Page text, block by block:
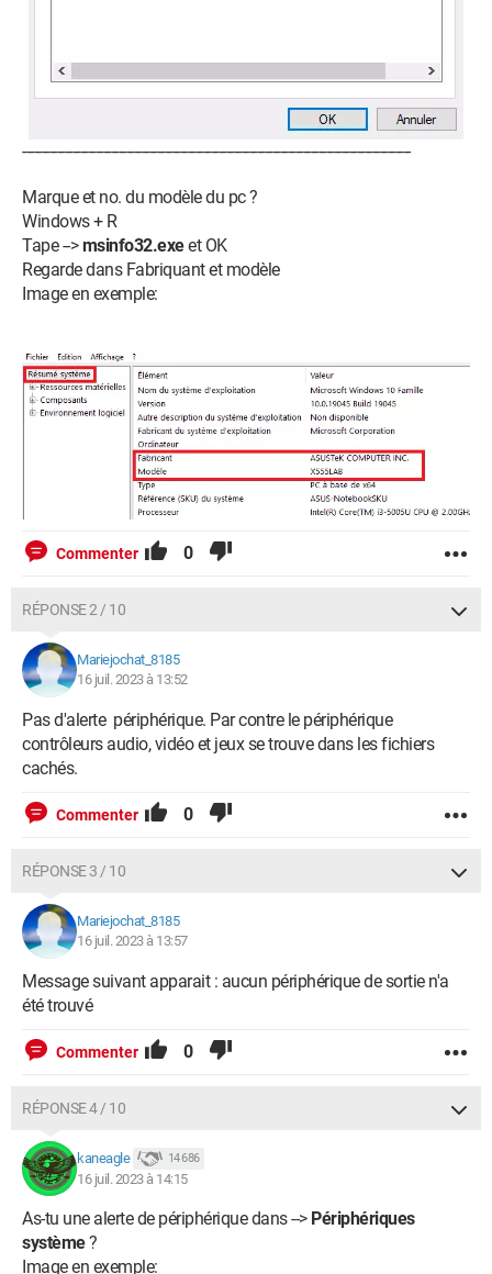
-----------------------------------------------------------------------------------------------------
Marque et no. du modèle du pc ?
Windows + R
Tape -->msinfo32.exeet OK
Regarde dans Fabriquant et modèle
Image en exemple:
Commenter 0
RÉPONSE 2 / 10
Mariejochat_8185
16 juil. 2023 à 13:52
Pas d'alerte périphérique. Par contre le périphérique
contrôleurs audio, vidéo et jeux se trouve dans les fichiers
cachés.
Commenter 0
RÉPONSE 3 / 10
Mariejochat_8185
16 juil. 2023 à 13:57
Message suivant apparait : aucun périphérique de sortie n'a
été trouvé
Commenter 0
RÉPONSE 4 / 10
kaneagle 14 686
16 juil. 2023 à 14:15
As-tu une alerte de périphérique dans --> Périphériques
système?
Image en exemple: